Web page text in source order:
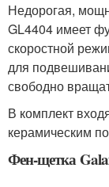
Недорогая,
GL4404 имеет
скоростной
для
свободно
В комплект
керамическим
Фен-щетка